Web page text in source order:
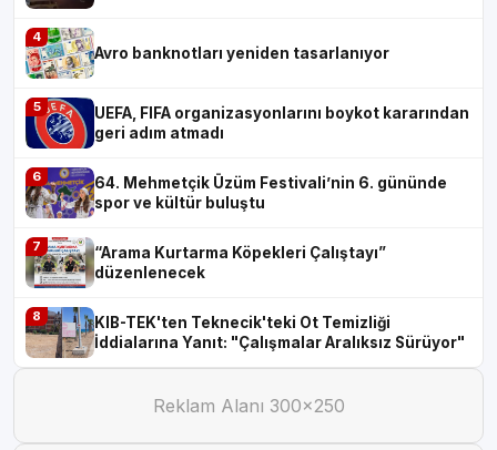
4
Avro banknotları yeniden tasarlanıyor
5
UEFA, FIFA organizasyonlarını boykot kararından
geri adım atmadı
6
64. Mehmetçik Üzüm Festivali’nin 6. gününde
spor ve kültür buluştu
7
“Arama Kurtarma Köpekleri Çalıştayı”
düzenlenecek
8
KIB-TEK'ten Teknecik'teki Ot Temizliği
İddialarına Yanıt: "Çalışmalar Aralıksız Sürüyor"
Reklam Alanı 300×250